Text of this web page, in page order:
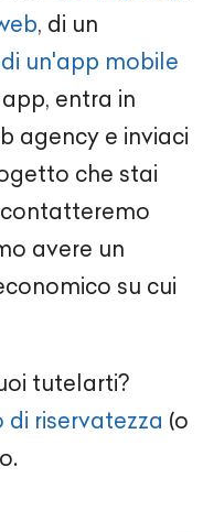
, di un
un'app mobile
, entra in
agency e inviaci
che stai
avere un
su cui
tutelarti?
di riservatezza (o